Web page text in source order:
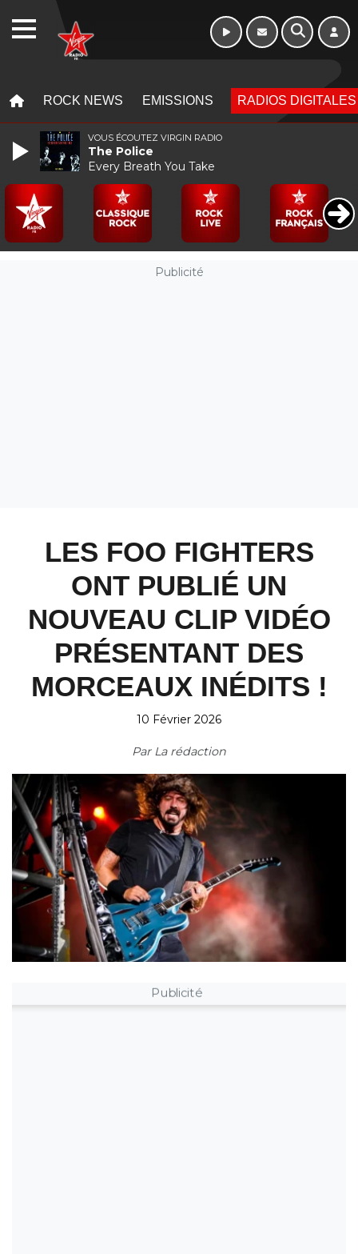
ROCK NEWS EMISSIONS RADIOS DIGITALES
Publicité
LES FOO FIGHTERS
ONT PUBLIÉ UN
NOUVEAU CLIP VIDÉO
PRÉSENTANT DES
MORCEAUX INÉDITS !
10 Février 2026
Par La rédaction
Publicité
VOUS ÉCOUTEZ VIRGIN RADIO
The Police
Every Breath You Take
WEBRADIO